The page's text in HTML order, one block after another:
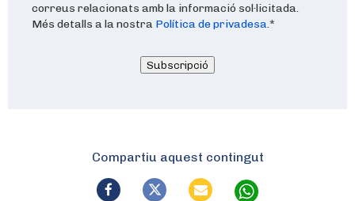
correus relacionats amb la informació sol·licitada.
Més detalls a la nostra Política de privadesa.*
Subscripció
Compartiu aquest contingut